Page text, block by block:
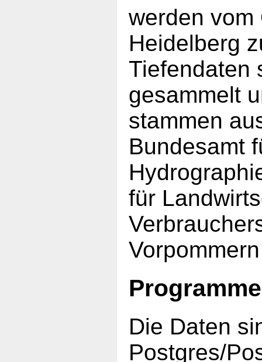
werden vom
Heidelberg
Tiefendaten
gesammelt
stammen
Bundesamt
für
Programme
Die Daten
Postgres/